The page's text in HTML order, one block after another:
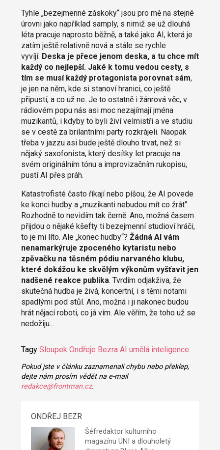
Tyhle „bezejmenné záskoky“ jsou pro mě na stejné
úrovni jako například samply, s nimiž se už dlouhá
léta pracuje naprosto běžně, a také jako AI, která je
zatím ještě relativně nová a stále se rychle
vyvíjí. Deska je přece jenom deska, a tu chce mít
každý co nejlepší. Jaké k tomu vedou cesty, s
tím se musí každý protagonista porovnat sám,
je jen na něm, kde si stanoví hranici, co ještě
připustí, a co už ne. Je to ostatně i žánrová věc, v
rádiovém popu nás asi moc nezajímají jména
muzikantů, i kdyby to byli živí velmistři a ve studiu
se v cestě za brilantními party rozkrájeli. Naopak
třeba v jazzu asi bude ještě dlouho trvat, než si
nějaký saxofonista, který desítky let pracuje na
svém originálním tónu a improvizačním rukopisu,
pustí AI přes práh.
Katastrofisté často říkají nebo píšou, že AI povede
ke konci hudby a „muzikanti nebudou mít co žrát“.
Rozhodně to nevidím tak černě. Ano, možná časem
přijdou o nějaké kšefty ti bezejmenní studioví hráči,
to je mi líto. Ale „konec hudby“? Žádná AI vám
nenamarkýruje zpoceného kytaristu nebo
zpěvačku na těsném pódiu narvaného klubu,
které dokážou ke skvělým výkonům vyšťavit jen
nadšené reakce publika. Tvrdím odjakživa, že
skutečná hudba je živá, koncertní, i s těmi notami
spadlými pod stůl. Ano, možná i ji nakonec budou
hrát nějací roboti, co já vím. Ale věřím, že toho už se
nedožiju...
Tagy Sloupek Ondřeje Bezra AI umělá inteligence
Pokud jste v článku zaznamenali chybu nebo překlep,
dejte nám prosím vědět na e-mail
redakce@frontman.cz.
ONDŘEJ BEZR
Šéfredaktor kulturního
magazínu UNI a dlouholetý